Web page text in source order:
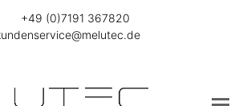
+49 (0)7191 367820